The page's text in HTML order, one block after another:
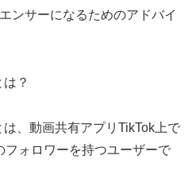
ンサーになるためのアドバイ
？
、動画共有アプリTikTok上で
フォロワーを持つユーザーで